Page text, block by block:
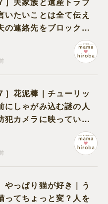
いたいことは全て伝え
の連絡先をブロック。
きた喜びを噛みしめる
］花泥棒｜チューリッ
にしゃがみ込む謎の人
犯カメラに映っていた
やっぱり猫が好き｜う
ってちょっと変？人を